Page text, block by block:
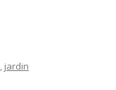
, jardin